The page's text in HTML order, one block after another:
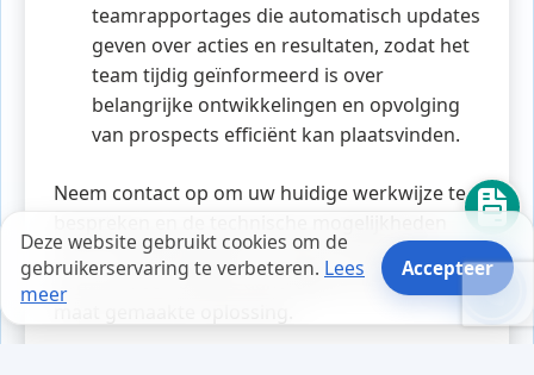
teamrapportages die automatisch updates
geven over acties en resultaten, zodat het
team tijdig geïnformeerd is over
belangrijke ontwikkelingen en opvolging
van prospects efficiënt kan plaatsvinden.
Neem contact op om uw huidige werkwijze te
voor uw CRM-systeem in kaart te brengen. U
kunt ook een offerte aanvragen voor een op
maat gemaakte oplossing.
Deze website gebruikt cookies om de
gebruikerservaring te verbeteren. Lees
meer
Accepteer